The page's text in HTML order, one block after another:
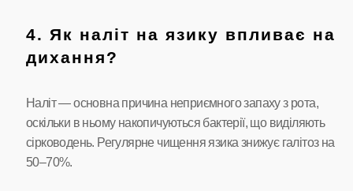
4. Як наліт на язику впливає на
дихання?
Наліт — основна причина неприємного запаху з рота,
оскільки в ньому накопичуються бактерії, що виділяють
сірководень. Регулярне чищення язика знижує галітоз на
50–70%.